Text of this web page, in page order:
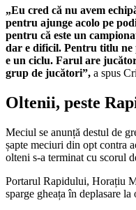
„Eu cred că nu avem
pentru ajunge acolo pe
pentru că este un
dar e dificil. Pentru titlu
e un ciclu. Farul are
grup de jucători”, a spus
Oltenii, peste
Meciul se anunță destul de
șapte meciuri din opt contra
olteni s-a terminat cu scorul
Portarul Rapidului, Horațiu
sparge gheața în deplasare la